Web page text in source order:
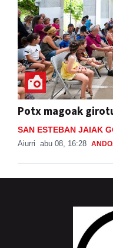
Potx magoak
SAN ESTEBAN JAIAK
Aiurri abu 08, 16:28